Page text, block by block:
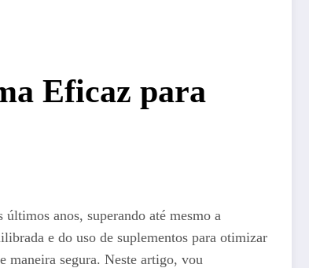
Eficaz para
anos, superando até mesmo a
e do uso de suplementos para otimizar
maneira segura. Neste artigo, vou